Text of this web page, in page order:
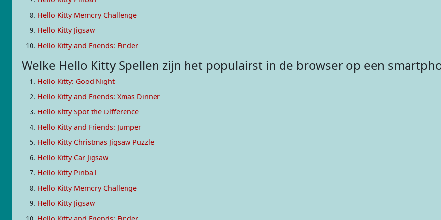
Hello Kitty Memory Challenge
Hello Kitty Jigsaw
Hello Kitty and Friends: Finder
Welke Hello Kitty Spellen zijn het populairst in de browser op een
Hello Kitty: Good Night
Hello Kitty and Friends: Xmas Dinner
Hello Kitty Spot the Difference
Hello Kitty and Friends: Jumper
Hello Kitty Christmas Jigsaw Puzzle
Hello Kitty Car Jigsaw
Hello Kitty Pinball
Hello Kitty Memory Challenge
Hello Kitty Jigsaw